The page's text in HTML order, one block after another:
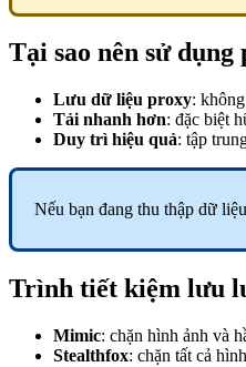
Tại sao nên sử
Lưu dữ liệu proxy:
Tải nhanh hơn: đặc biệt
Duy trì hiệu quả: tập
Nếu bạn đang thu thập dữ
Trình tiết kiệm lưu
Mimic: chặn hình ảnh và
Stealthfox: chặn tất cả